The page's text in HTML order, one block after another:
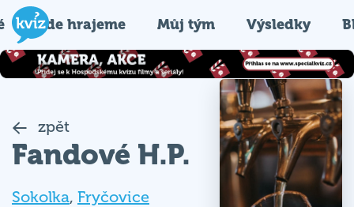
Kde hrajeme Můj tým Výsledky
zpět
Fandové H.P.
Sokolka, Fryčovice